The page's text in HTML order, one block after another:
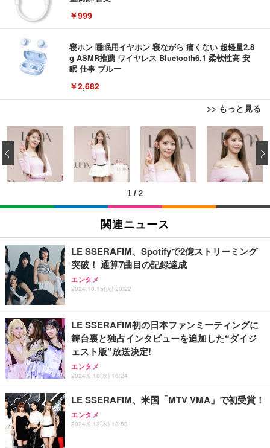
￥999
寝ホン 睡眠用イヤホン 寝ながら 痛くない 超軽量2.8
g ASMR推薦 ワイヤレス Bluetooth6.1 柔軟性高 安
眠 仕事 ブルー
￥2,682
>> もっと見る
USB から RJ45 延長ケーブルイーサネットエクステ
ンダー USB 延長 50 メートル距離 RJ45 Cat5e / 6 ケ
ーブル LAN アダプタオーバーリピータイーサネット
￥847
RJ45 ケーブル コネクタ Cat6A Cat6 Cat5e RJ45 イ
ンダー アダプター
￥487
ントリーパッケージ 使い放題 超高速インターネット
【フレッツ光・コラボ光なら工事不要】
エレコム WiFi ルーター 無線LAN Wi-Fi7 11BE 2882
+688Mbps IPv6(IPoE)対応 エコパッケージ WRC-W
701-B
バッファロー Wi-Fi 6 ルーター 2401+573Mbps WS
R-3000AX4P/NBK (× 2)
1 / 2
‹
関連ニュース
LE SSERAFIM、Spotifyで2億ストリーミング
突破！ 通算7曲目の記録達成
エンタメ
2024.10.15(火) 20:22
LE SSERAFIM初の日本ファンミーティングに
舞台裏と独占インタビューを追加した“ダイジ
ェスト版”放送決定!
エンタメ
2024.9.18(水) 16:24
LE SSERAFIM、米国「MTV VMA」で初受賞！
エンタメ
2024.9.12(木) 18:53